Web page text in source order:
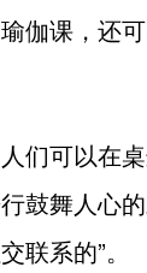
伽课，还
们可以在
鼓舞人心
联系的”。